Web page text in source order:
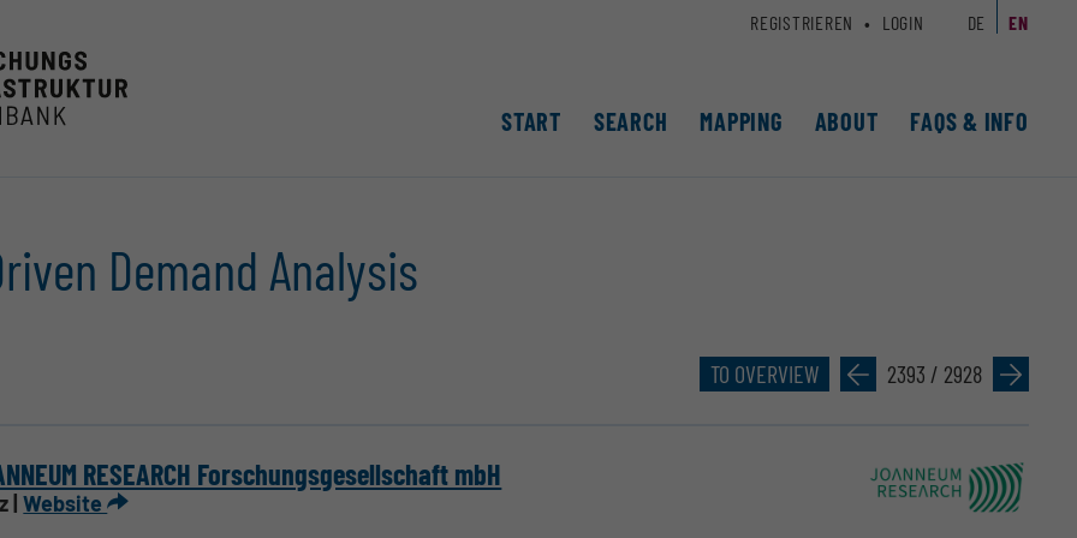
START SEARCH MAPPING ABOUT FAQS & INFO
REGISTRIEREN LOGIN DE EN
Demand Analysis
TO OVERVIEW » 2393 / 2928 »
RESEARCH Forschungsgesellschaft mbH
|Website